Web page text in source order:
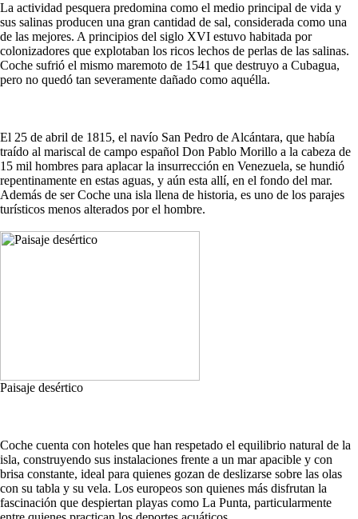
La actividad pesquera predomina como el medio principal de vida y
sus salinas producen una gran cantidad de sal, considerada como una
de las mejores. A principios del siglo XVI estuvo habitada por
colonizadores que explotaban los ricos lechos de perlas de las salinas.
Coche sufrió el mismo maremoto de 1541 que destruyo a Cubagua,
pero no quedó tan severamente dañado como aquélla.
El 25 de abril de 1815, el navío San Pedro de Alcántara, que había
traído al mariscal de campo español Don Pablo Morillo a la cabeza de
15 mil hombres para aplacar la insurrección en Venezuela, se hundió
repentinamente en estas aguas, y aún esta allí, en el fondo del mar.
Además de ser Coche una isla llena de historia, es uno de los parajes
turísticos menos alterados por el hombre.
Paisaje desértico
Coche cuenta con hoteles que han respetado el equilibrio natural de la
isla, construyendo sus instalaciones frente a un mar apacible y con
brisa constante, ideal para quienes gozan de deslizarse sobre las olas
con su tabla y su vela. Los europeos son quienes más disfrutan la
fascinación que despiertan playas como La Punta, particularmente